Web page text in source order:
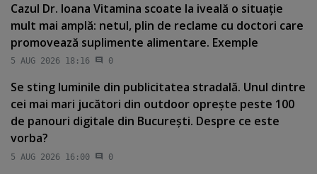
Cazul Dr. Ioana Vitamina scoate la iveală o situaţie
mult mai amplă: netul, plin de reclame cu doctori care
promovează suplimente alimentare. Exemple
5 AUG 2026 18:16 0
Se sting luminile din publicitatea stradală. Unul dintre
cei mai mari jucători din outdoor opreşte peste 100
de panouri digitale din Bucureşti. Despre ce este
vorba?
5 AUG 2026 16:00 0